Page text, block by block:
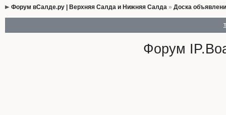
Форум вСалде.ру | Верхняя Салда и Нижняя Салда» Доска
Форум